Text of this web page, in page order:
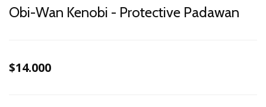
Obi-Wan Kenobi - Protective Padawan
$14.000